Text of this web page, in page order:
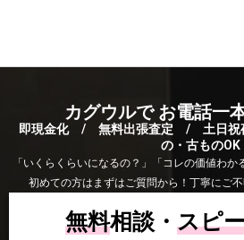
カグウルで お電話一
即現金化 / 無料出張査定 / 土日祝
の・古ものOK
「いくらくらいになるの？」「コレの価値わ
初めての方はまずはご質問から！丁寧にご不
無料相談・ スピ